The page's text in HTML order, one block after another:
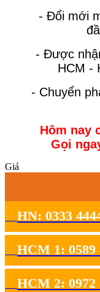
- Đổi mới
- Được
HCM -
- Chuyển
Hôm nay
Gọi
Giá
HN: 0333
HCM 1: 0589
HCM 2: 0972